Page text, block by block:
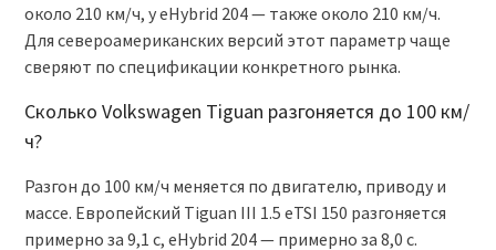
около 210 км/ч, у eHybrid 204 — также около 210 км/ч.
Для североамериканских версий этот параметр чаще
сверяют по спецификации конкретного рынка.
Сколько Volkswagen Tiguan разгоняется до 100 км/
ч?
Разгон до 100 км/ч меняется по двигателю, приводу и
массе. Европейский Tiguan III 1.5 eTSI 150 разгоняется
примерно за 9,1 с, eHybrid 204 — примерно за 8,0 с.